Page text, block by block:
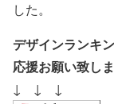
した。
デザインランキ
応援お願い致し
↓ ↓ ↓